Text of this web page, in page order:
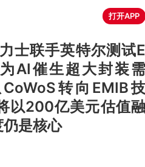
打开APP
士联手英特尔测试E
AI催生超大封装需
转向EMIB技
以200亿美元估值融
是核心